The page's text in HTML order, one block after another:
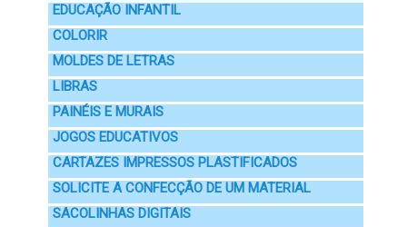
EDUCAÇÃO INFANTIL
COLORIR
MOLDES DE LETRAS
LIBRAS
PAINÉIS E MURAIS
JOGOS EDUCATIVOS
CARTAZES IMPRESSOS PLASTIFICADOS
SOLICITE A CONFECÇÃO DE UM MATERIAL
SACOLINHAS DIGITAIS